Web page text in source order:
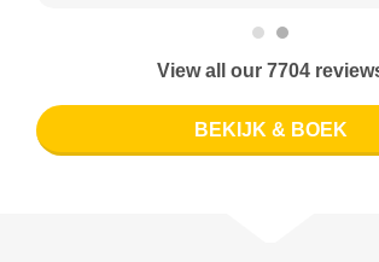
View all our 7704
BEKIJK & BOEK